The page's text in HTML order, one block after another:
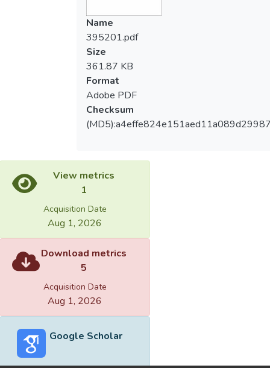
Name
395201.pdf
Size
361.87 KB
Format
Adobe PDF
Checksum
View metrics
1
Acquisition Date
Aug 1, 2026
Download metrics
5
Acquisition Date
Aug 1, 2026
Google Scholar